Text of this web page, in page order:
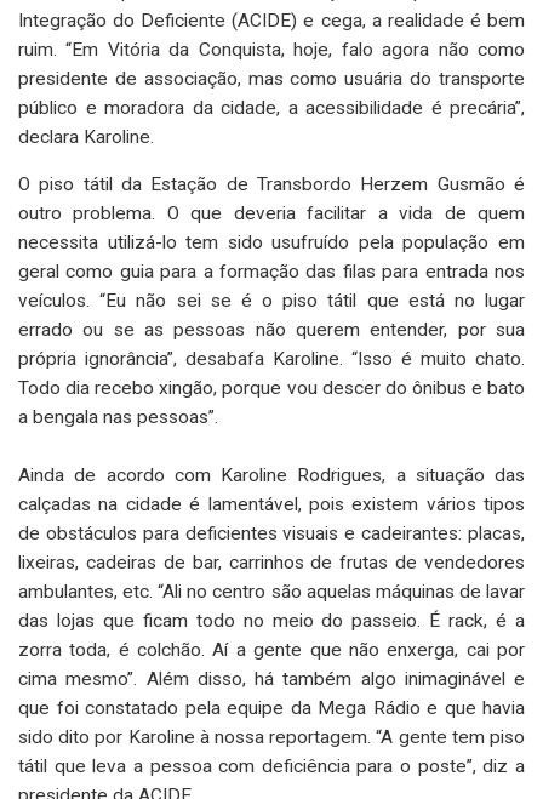
Integração do Deficiente (ACIDE) e cega, a realidade é bem
ruim. “Em Vitória da Conquista, hoje, falo agora não como
presidente de associação, mas como usuária do transporte
público e moradora da cidade, a acessibilidade é precária”,
declara Karoline.
O piso tátil da Estação de Transbordo Herzem Gusmão é
outro problema. O que deveria facilitar a vida de quem
necessita utilizá-lo tem sido usufruído pela população em
geral como guia para a formação das filas para entrada nos
veículos. “Eu não sei se é o piso tátil que está no lugar
errado ou se as pessoas não querem entender, por sua
própria ignorância”, desabafa Karoline. “Isso é muito chato.
Todo dia recebo xingão, porque vou descer do ônibus e bato
a bengala nas pessoas”.
Ainda de acordo com Karoline Rodrigues, a situação das
calçadas na cidade é lamentável, pois existem vários tipos
de obstáculos para deficientes visuais e cadeirantes: placas,
lixeiras, cadeiras de bar, carrinhos de frutas de vendedores
ambulantes, etc. “Ali no centro são aquelas máquinas de lavar
das lojas que ficam todo no meio do passeio. É rack, é a
zorra toda, é colchão. Aí a gente que não enxerga, cai por
cima mesmo”. Além disso, há também algo inimaginável e
que foi constatado pela equipe da Mega Rádio e que havia
sido dito por Karoline à nossa reportagem. “A gente tem piso
tátil que leva a pessoa com deficiência para o poste”, diz a